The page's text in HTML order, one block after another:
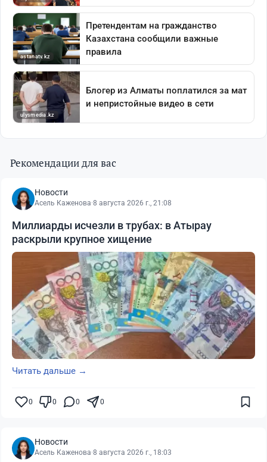
Рекомендации для вас
Новости
Асель Каженова·8 августа 2026 г., 21:08
Миллиарды исчезли в трубах: в Атырау
раскрыли крупное хищение
Читать дальше →
0 0 0 0
Новости
Асель Каженова·8 августа 2026 г., 18:03